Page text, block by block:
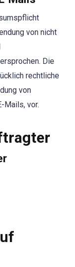
von nicht
Die
rechtliche
von
Mails, vor.